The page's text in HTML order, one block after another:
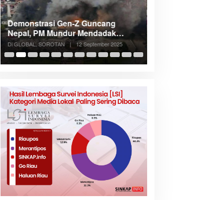
Demonstrasi Gen-Z Guncang
Nepal, PM Mundur Mendadak
Setelah Gedung Parlemen Dibakar
Di GLOBAL, SOROTAN | 12 September 2025